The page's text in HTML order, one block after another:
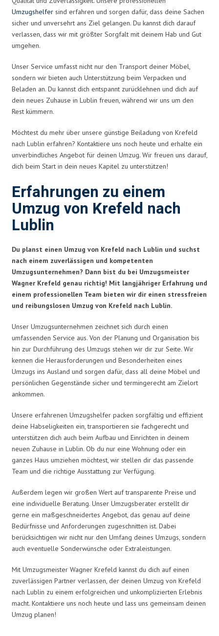
Umzugshelfer sind erfahren und sorgen dafür, dass deine Sachen
sicher und unversehrt ans Ziel gelangen. Du kannst dich darauf
verlassen, dass wir mit größter Sorgfalt mit deinem Hab und Gut
umgehen.
Unser Service umfasst nicht nur den Transport deiner Möbel,
sondern wir bieten auch Unterstützung beim Verpacken und
Beladen an. Du kannst dich entspannt zurücklehnen und dich auf
dein neues Zuhause in Lublin freuen, während wir uns um den
Rest kümmern.
Möchtest du mehr über unsere günstige Beiladung von Krefeld
nach Lublin erfahren? Kontaktiere uns noch heute und erhalte ein
unverbindliches Angebot für deinen Umzug. Wir freuen uns darauf,
dich beim Start in dein neues Kapitel zu unterstützen!
Erfahrungen zu einem
Umzug von Krefeld nach
Lublin
Du planst einen Umzug von Krefeld nach Lublin und suchst
nach einem zuverlässigen und kompetenten
Umzugsunternehmen? Dann bist du bei Umzugsmeister
Wagner Krefeld genau richtig! Mit langjähriger Erfahrung und
einem professionellen Team bieten wir dir einen stressfreien
und reibungslosen Umzug von Krefeld nach Lublin.
Unser Umzugsunternehmen zeichnet sich durch einen
umfassenden Service aus. Von der Planung und Organisation bis
hin zur Durchführung des Umzugs stehen wir dir zur Seite. Wir
kennen die Herausforderungen und Besonderheiten eines
Umzugs ins Ausland und sorgen dafür, dass all deine Möbel und
persönlichen Gegenstände sicher und termingerecht am Zielort
ankommen.
Unsere erfahrenen Umzugshelfer packen sorgfältig und effizient
deine Habseligkeiten ein, transportieren sie fachgerecht und
unterstützen dich auch beim Aufbau und Einrichten in deinem
neuen Zuhause in Lublin. Ob du nur eine Wohnung oder ein
ganzes Haus umziehen möchtest, wir stellen dir das passende
Team und die richtige Ausstattung zur Verfügung.
Außerdem legen wir großen Wert auf transparente Preise und
eine individuelle Beratung. Unser Umzugsberater erstellt dir
gerne ein maßgeschneidertes Angebot, das genau auf deine
Bedürfnisse und Anforderungen zugeschnitten ist. Dabei
berücksichtigen wir nicht nur den Umfang deines Umzugs, sondern
auch eventuelle Sonderwünsche oder Extraleistungen.
Mit Umzugsmeister Wagner Krefeld kannst du dich auf einen
zuverlässigen Partner verlassen, der deinen Umzug von Krefeld
nach Lublin zu einem erfolgreichen und unkomplizierten Erlebnis
macht. Kontaktiere uns noch heute und lass uns gemeinsam deinen
Umzug planen!